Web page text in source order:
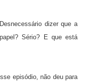
dizer que a
Sério? E que está
episódio, não deu para